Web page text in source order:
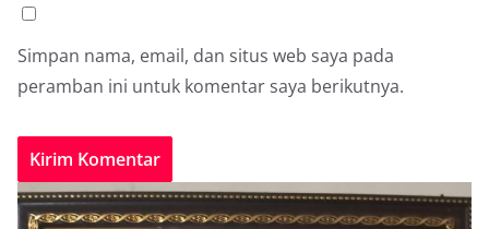
Simpan nama, email, dan situs web saya pada
peramban ini untuk komentar saya berikutnya.